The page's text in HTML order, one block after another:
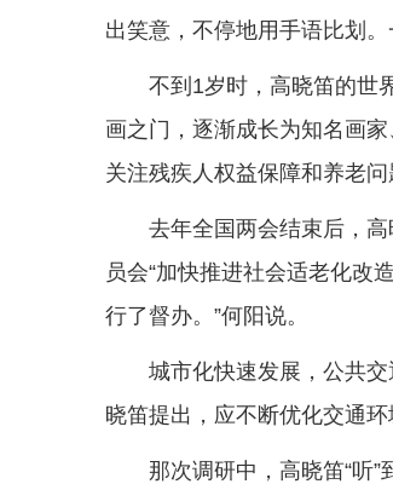
出笑意，不停地用手语比划
不到1岁时，高晓笛的世
画之门，逐渐成长为知名画
关注残疾人权益保障和养老问
去年全国两会结束后，
员会“加快推进社会适老化改
行了督办。”何阳说。
城市化快速发展，公共
晓笛提出，应不断优化交通
那次调研中，高晓笛“听